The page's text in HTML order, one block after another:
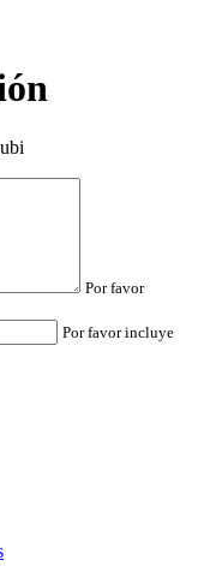
Por favor
Por favor incluye